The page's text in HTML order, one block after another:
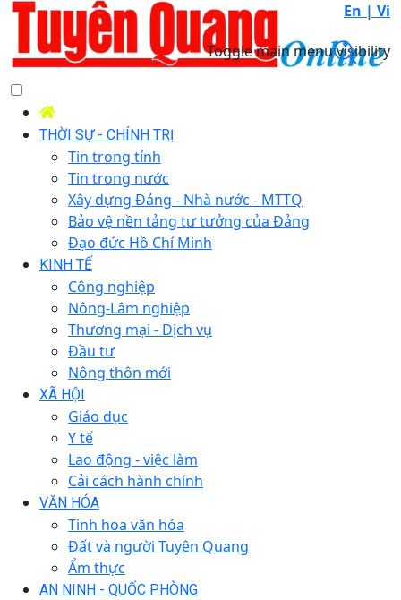
En | Vi
Toggle main menu visibility
THỜI SỰ - CHÍNH TRỊ
Tin trong tỉnh
Tin trong nước
Xây dựng Đảng - Nhà nước - MTTQ
Bảo vệ nền tảng tư tưởng của Đảng
Đạo đức Hồ Chí Minh
KINH TẾ
Công nghiệp
Nông-Lâm nghiệp
Thương mại - Dịch vụ
Đầu tư
Nông thôn mới
XÃ HỘI
Giáo dục
Y tế
Lao động - việc làm
Cải cách hành chính
VĂN HÓA
Tinh hoa văn hóa
Đất và người Tuyên Quang
Ẩm thực
AN NINH - QUỐC PHÒNG